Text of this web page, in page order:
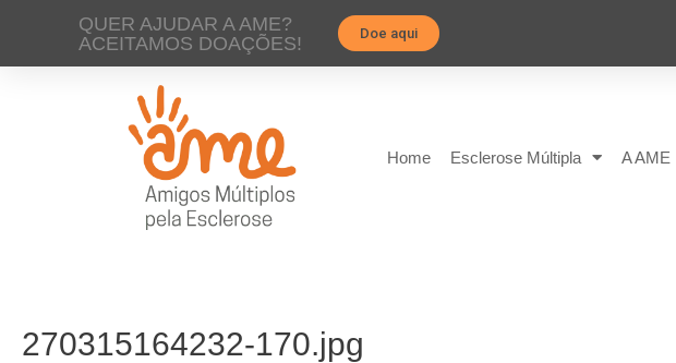
QUER AJUDAR A AME?
ACEITAMOS DOAÇÕES!
Doe aqui
Home Esclerose Múltipla A AME
270315164232-170.jpg